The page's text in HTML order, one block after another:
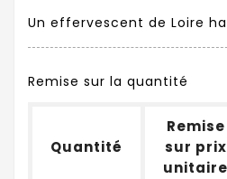
Un effervescent de Loire
Remise sur la quantité
Quantité
Remise
sur prix
unitaire